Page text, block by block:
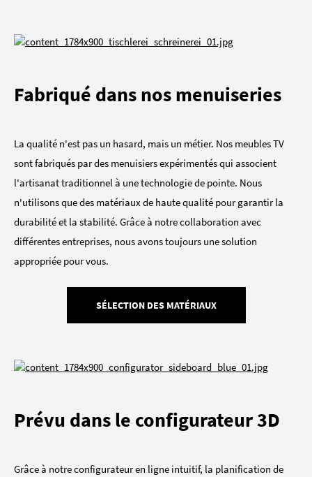
Fabriqué dans nos menuiseries
La qualité n'est pas un hasard, mais un métier. Nos meubles TV
sont fabriqués par des menuisiers expérimentés qui associent
l'artisanat traditionnel à une technologie de pointe. Nous
n'utilisons que des matériaux de haute qualité pour garantir la
durabilité et la stabilité. Grâce à notre collaboration avec
différentes entreprises, nous avons toujours une solution
appropriée pour vous.
SÉLECTION DES MATÉRIAUX
Prévu dans le configurateur 3D
Grâce à notre configurateur en ligne intuitif, la planification de